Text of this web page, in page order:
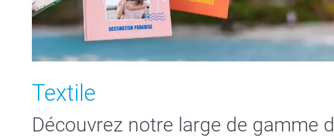
Textile
Découvrez notre large de gamme